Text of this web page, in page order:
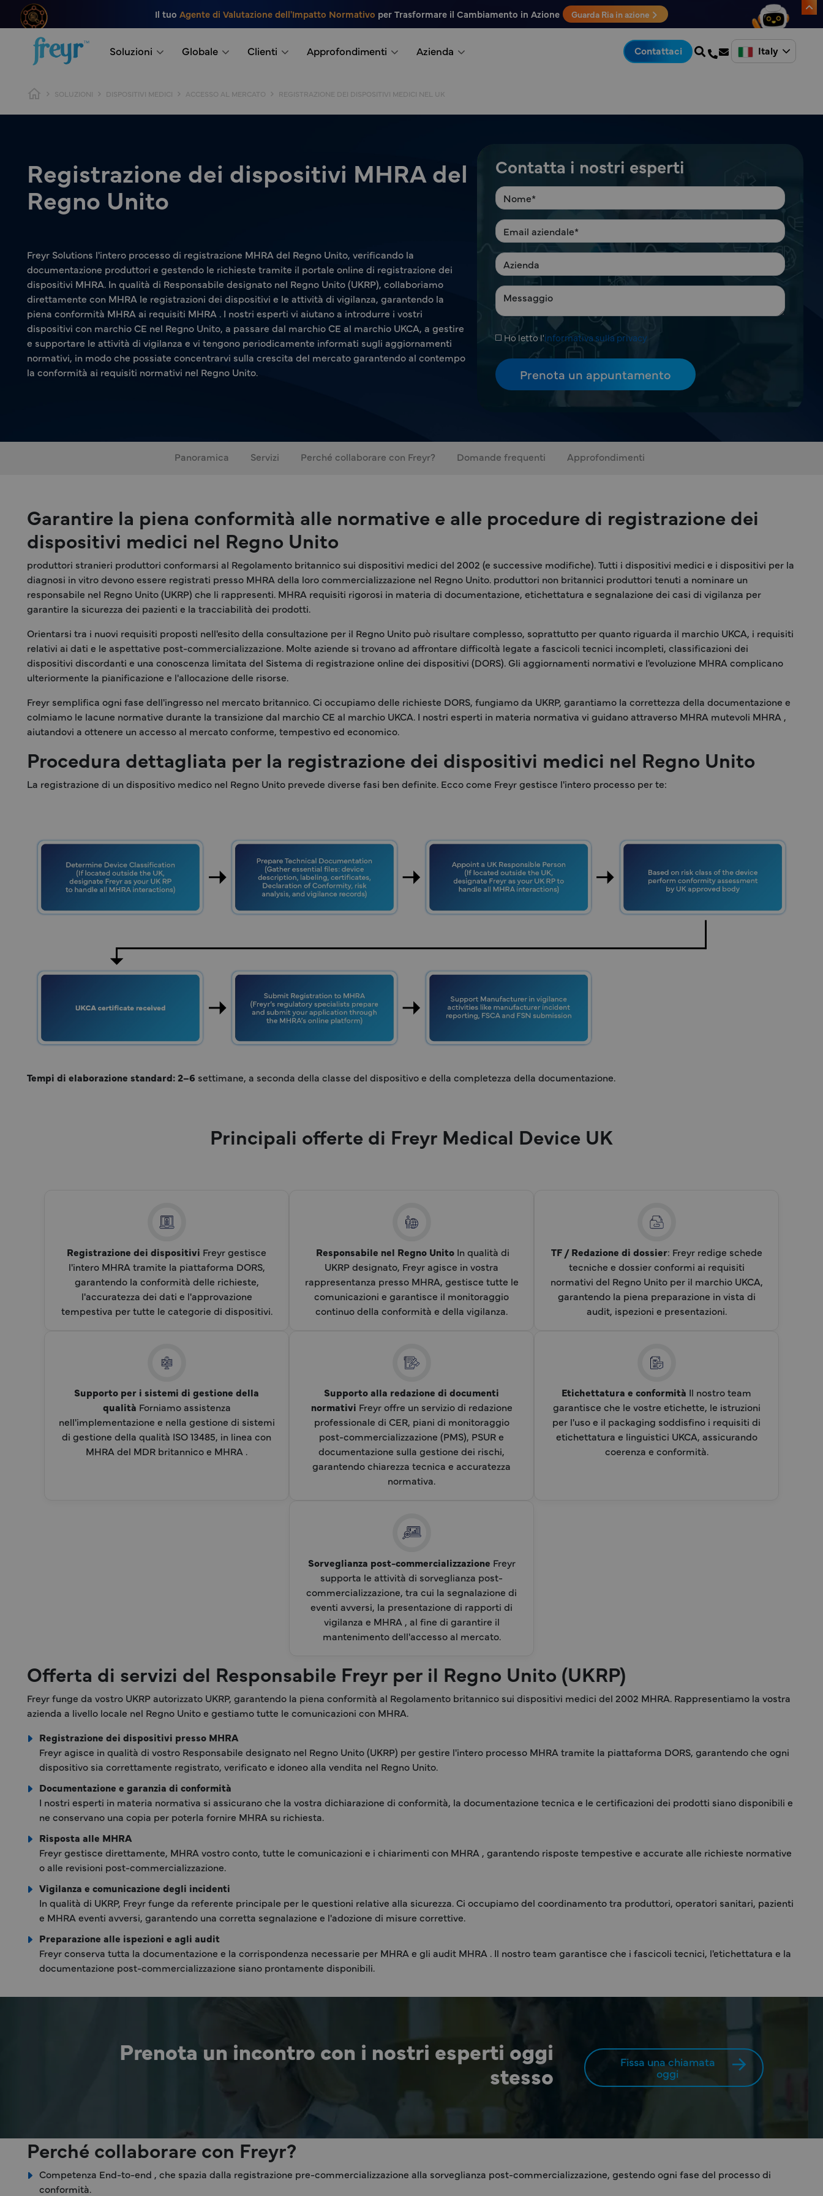
Salta al contenuto principale
×
Il tuo Agente di Valutazione dell'Impatto Normativo per Trasformare il Cambiamento in Azione Guarda Ria in azione
Soluzioni Globale Clienti Approfondimenti Azienda Contattaci Italy
Breadcrumb
SOLUZIONI DISPOSITIVI MEDICI ACCESSO AL MERCATO REGISTRAZIONE DEI DISPOSITIVI MEDICI NEL UK
Registrazione dei dispositivi MHRA del
Regno Unito
Freyr Solutions l'intero processo di registrazione MHRA del Regno Unito, verificando la
documentazione produttori e gestendo le richieste tramite il portale online di registrazione dei
dispositivi MHRA. In qualità di Responsabile designato nel Regno Unito (UKRP), collaboriamo
direttamente con MHRA le registrazioni dei dispositivi e le attività di vigilanza, garantendo la
piena conformità MHRA ai requisiti MHRA . I nostri esperti vi aiutano a introdurre i vostri
dispositivi con marchio CE nel Regno Unito, a passare dal marchio CE al marchio UKCA, a gestire
e supportare le attività di vigilanza e vi tengono periodicamente informati sugli aggiornamenti
normativi, in modo che possiate concentrarvi sulla crescita del mercato garantendo al contempo
la conformità ai requisiti normativi nel Regno Unito.
Contatta i nostri esperti
Ho letto l'informativa sulla privacy
Panoramica Servizi Perché collaborare con Freyr? Domande frequenti Approfondimenti
Garantire la piena conformità alle normative e alle procedure di registrazione dei
dispositivi medici nel Regno Unito
produttori stranieri produttori conformarsi al Regolamento britannico sui dispositivi medici del 2002 (e successive modifiche). Tutti i dispositivi medici e i dispositivi per la
diagnosi in vitro devono essere registrati presso MHRA della loro commercializzazione nel Regno Unito. produttori non britannici produttori tenuti a nominare un
responsabile nel Regno Unito (UKRP) che li rappresenti. MHRA requisiti rigorosi in materia di documentazione, etichettatura e segnalazione dei casi di vigilanza per
garantire la sicurezza dei pazienti e la tracciabilità dei prodotti.
Orientarsi tra i nuovi requisiti proposti nell'esito della consultazione per il Regno Unito può risultare complesso, soprattutto per quanto riguarda il marchio UKCA, i requisiti
relativi ai dati e le aspettative post-commercializzazione. Molte aziende si trovano ad affrontare difficoltà legate a fascicoli tecnici incompleti, classificazioni dei
dispositivi discordanti e una conoscenza limitata del Sistema di registrazione online dei dispositivi (DORS). Gli aggiornamenti normativi e l'evoluzione MHRA complicano
ulteriormente la pianificazione e l'allocazione delle risorse.
Freyr semplifica ogni fase dell'ingresso nel mercato britannico. Ci occupiamo delle richieste DORS, fungiamo da UKRP, garantiamo la correttezza della documentazione e
colmiamo le lacune normative durante la transizione dal marchio CE al marchio UKCA. I nostri esperti in materia normativa vi guidano attraverso MHRA mutevoli MHRA ,
aiutandovi a ottenere un accesso al mercato conforme, tempestivo ed economico.
Procedura dettagliata per la registrazione dei dispositivi medici nel Regno Unito
La registrazione di un dispositivo medico nel Regno Unito prevede diverse fasi ben definite. Ecco come Freyr gestisce l'intero processo per te:
Tempi di elaborazione standard: 2–6 settimane, a seconda della classe del dispositivo e della completezza della documentazione.
Principali offerte di Freyr Medical Device UK
Registrazione dei dispositivi Freyr gestisce
l'intero MHRA tramite la piattaforma DORS,
garantendo la conformità delle richieste,
l'accuratezza dei dati e l'approvazione
tempestiva per tutte le categorie di dispositivi.
Responsabile nel Regno Unito In qualità di
UKRP designato, Freyr agisce in vostra
rappresentanza presso MHRA, gestisce tutte le
comunicazioni e garantisce il monitoraggio
continuo della conformità e della vigilanza.
TF / Redazione di dossier: Freyr redige schede
tecniche e dossier conformi ai requisiti
normativi del Regno Unito per il marchio UKCA,
garantendo la piena preparazione in vista di
audit, ispezioni e presentazioni.
Supporto per i sistemi di gestione della
qualità Forniamo assistenza
nell'implementazione e nella gestione di sistemi
di gestione della qualità ISO 13485, in linea con
MHRA del MDR britannico e MHRA .
Supporto alla redazione di documenti
normativi Freyr offre un servizio di redazione
professionale di CER, piani di monitoraggio
post-commercializzazione (PMS), PSUR e
documentazione sulla gestione dei rischi,
garantendo chiarezza tecnica e accuratezza
normativa.
Etichettatura e conformità Il nostro team
garantisce che le vostre etichette, le istruzioni
per l'uso e il packaging soddisfino i requisiti di
etichettatura e linguistici UKCA, assicurando
coerenza e conformità.
Sorveglianza post-commercializzazione Freyr
supporta le attività di sorveglianza post-
commercializzazione, tra cui la segnalazione di
eventi avversi, la presentazione di rapporti di
vigilanza e MHRA , al fine di garantire il
mantenimento dell'accesso al mercato.
Offerta di servizi del Responsabile Freyr per il Regno Unito (UKRP)
Freyr funge da vostro UKRP autorizzato UKRP, garantendo la piena conformità al Regolamento britannico sui dispositivi medici del 2002 MHRA. Rappresentiamo la vostra
azienda a livello locale nel Regno Unito e gestiamo tutte le comunicazioni con MHRA.
Registrazione dei dispositivi presso MHRA
Freyr agisce in qualità di vostro Responsabile designato nel Regno Unito (UKRP) per gestire l'intero processo MHRA tramite la piattaforma DORS, garantendo che ogni
dispositivo sia correttamente registrato, verificato e idoneo alla vendita nel Regno Unito.
Documentazione e garanzia di conformità
I nostri esperti in materia normativa si assicurano che la vostra dichiarazione di conformità, la documentazione tecnica e le certificazioni dei prodotti siano disponibili e
ne conservano una copia per poterla fornire MHRA su richiesta.
Risposta alle MHRA
Freyr gestisce direttamente, MHRA vostro conto, tutte le comunicazioni e i chiarimenti con MHRA , garantendo risposte tempestive e accurate alle richieste normative
o alle revisioni post-commercializzazione.
Vigilanza e comunicazione degli incidenti
In qualità di UKRP, Freyr funge da referente principale per le questioni relative alla sicurezza. Ci occupiamo del coordinamento tra produttori, operatori sanitari, pazienti
e MHRA eventi avversi, garantendo una corretta segnalazione e l'adozione di misure correttive.
Preparazione alle ispezioni e agli audit
Freyr conserva tutta la documentazione e la corrispondenza necessarie per MHRA e gli audit MHRA . Il nostro team garantisce che i fascicoli tecnici, l'etichettatura e la
documentazione post-commercializzazione siano prontamente disponibili.
Prenota un incontro con i nostri esperti oggi
stesso
Fissa una chiamata
oggi
Perché collaborare con Freyr?
Competenza End-to-end , che spazia dalla registrazione pre-commercializzazione alla sorveglianza post-commercializzazione, gestendo ogni fase del processo di
conformità.